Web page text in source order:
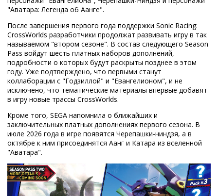
"Аватара: Легенда об Аанге".
После завершения первого года поддержки Sonic Racing:
CrossWorlds разработчики продолжат развивать игру в так
называемом "втором сезоне". В состав следующего Season
Pass войдут шесть платных наборов дополнений,
подробности о которых будут раскрыты позднее в этом
году. Уже подтверждено, что первыми станут
коллаборации с "Годзиллой" и "Евангелионом", и не
исключено, что тематические материалы впервые добавят
в игру новые трассы CrossWorlds.
Кроме того, SEGA напомнила о ближайших и
заключительных платных дополнениях первого сезона. В
июле 2026 года в игре появятся Черепашки-ниндзя, а в
октябре к ним присоединятся Аанг и Катара из вселенной
"Аватара".